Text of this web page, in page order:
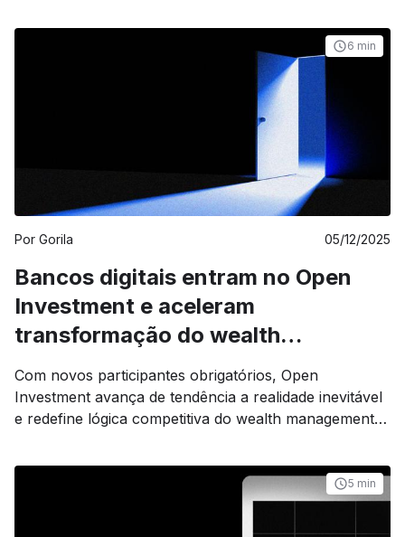
para que esse seja um momento único no mercado
brasileiro: novas regulamentações, amadurecimento
das plataformas de investimento, dinâmica
macroeconômica, avanço das tecnologias de
6 min
Por Gorila 05/12/2025
Bancos digitais entram no Open
Investment e aceleram
transformação do wealth
management
Com novos participantes obrigatórios, Open
Investment avança de tendência a realidade inevitável
e redefine lógica competitiva do wealth management
5 min